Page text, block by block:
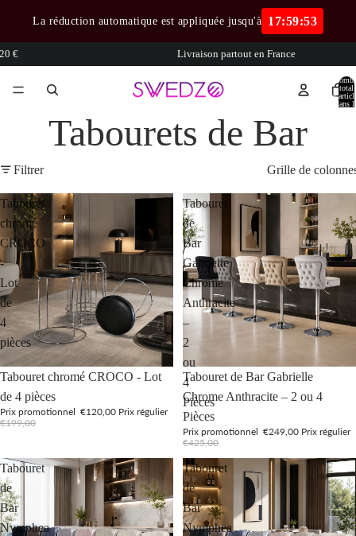
La réduction automatique est appliquée jusqu'à 17:59:52
Livraison partout en France
total
dans
Tabourets de Bar
Filtrer Grille de
Tabouret
chromé
CROCO
-
Lot
de
4
pièces
Promotion
Tabouret chromé CROCO - Lot
de 4 pièces
Prix promotionnel €120,00 Prix régulier
€199,00
Tabouret
de
Bar
Gabrielle
Chrome
Anthracite
–
2
ou
4
Pièces
Promotion
Tabouret de Bar Gabrielle
Chrome Anthracite – 2 ou 4
Pièces
Prix promotionnel €249,00 Prix régulier
€425,00
Tabouret
de
Bar
Nymphea
Tabouret
de
Bar
Nymphea